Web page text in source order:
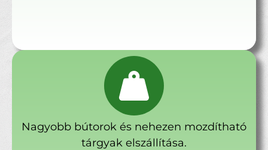
Nagyobb bútorok és nehezen mozdítható
tárgyak elszállítása.